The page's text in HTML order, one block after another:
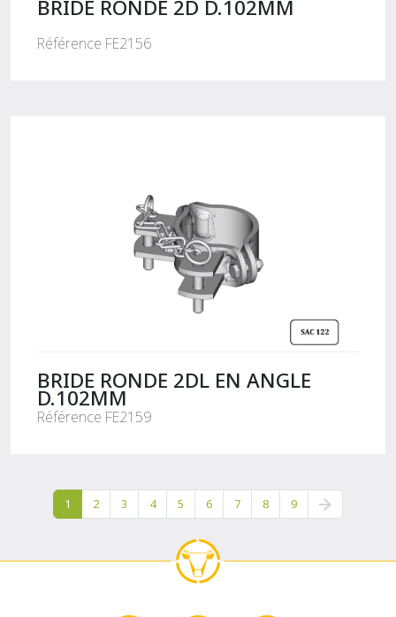
BRIDE RONDE 2D D.102MM
Référence FE2156
BRIDE RONDE 2DL EN ANGLE
D.102MM
Référence FE2159
1 2 3 4 5 6 7 8 9